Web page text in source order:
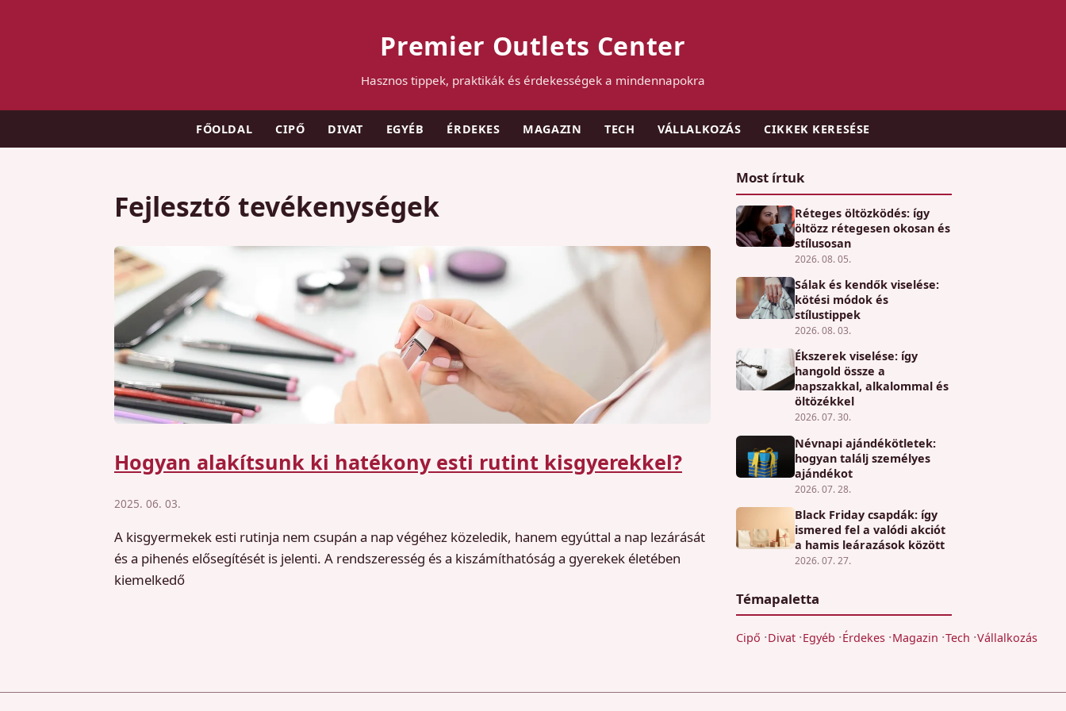
Premier Outlets Center
Hasznos tippek, praktikák és érdekességek a mindennapokra
FŐOLDAL CIPŐ DIVAT EGYÉB ÉRDEKES MAGAZIN TECH VÁLLALKOZÁS CIKKEK KERESÉSE
Fejlesztő tevékenységek
Hogyan alakítsunk ki hatékony esti rutint kisgyerekkel?
2025. 06. 03.
A kisgyermekek esti rutinja nem csupán a nap végéhez közeledik, hanem egyúttal a nap lezárását
és a pihenés elősegítését is jelenti. A rendszeresség és a kiszámíthatóság a gyerekek életében
kiemelkedő
Most írtuk
Réteges öltözködés: így
öltözz rétegesen okosan és
stílusosan
2026. 08. 05.
Sálak és kendők viselése:
kötési módok és
stílustippek
2026. 08. 03.
Ékszerek viselése: így
hangold össze a
napszakkal, alkalommal és
öltözékkel
2026. 07. 30.
Névnapi ajándékötletek:
hogyan találj személyes
ajándékot
2026. 07. 28.
Black Friday csapdák: így
ismered fel a valódi akciót
a hamis leárazások között
2026. 07. 27.
Témapaletta
Cipő Divat Egyéb Érdekes Magazin Tech Vállalkozás